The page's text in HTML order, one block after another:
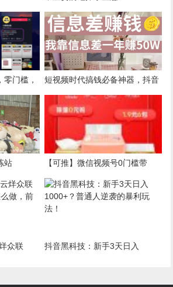
门槛，
短视频时代搞钱必备神器，抖音
黑科技，创业低成本
站
【可推】微信视频号0门槛带
货！
众联
抖音黑科技：新手3天日入
法！